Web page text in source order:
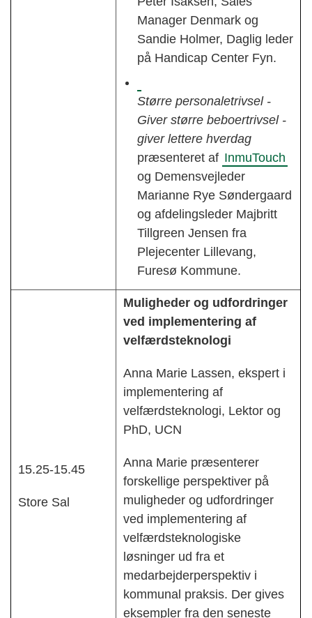
Manager Denmark og
Sandie Holmer, Daglig leder
på Handicap Center Fyn.
Større personaletrivsel -
Giver større beboertrivsel -
giver lettere hverdag
præsenteret af InmuTouch
og Demensvejleder
Marianne Rye Søndergaard
og afdelingsleder Majbritt
Tillgreen Jensen fra
Plejecenter Lillevang,
Furesø Kommune.
15.25-15.45
Store Sal
Muligheder og udfordringer
ved implementering af
velfærdsteknologi
Anna Marie Lassen, ekspert i
implementering af
velfærdsteknologi, Lektor og
PhD, UCN
Anna Marie præsenterer
forskellige perspektiver på
muligheder og udfordringer
ved implementering af
velfærdsteknologiske
løsninger ud fra et
medarbejderperspektiv i
kommunal praksis. Der gives
eksempler fra den seneste